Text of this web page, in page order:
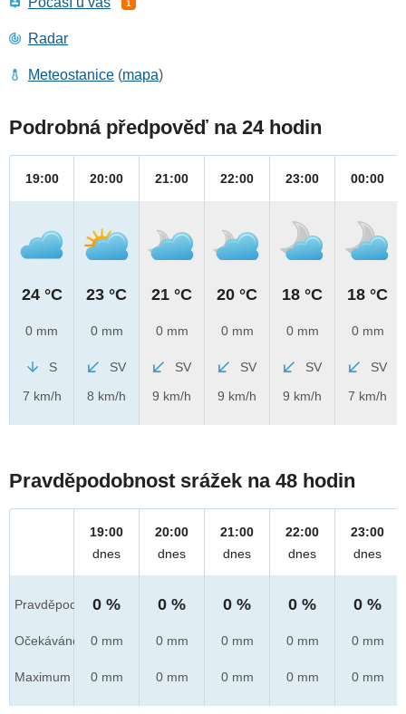
1
Radar
Meteostanice (mapa)
Podrobná předpověď na 24 hodin
19:00
24 °C
0 mm
S
7 km/h
20:00
23 °C
0 mm
SV
8 km/h
21:00
21 °C
0 mm
SV
9 km/h
22:00
20 °C
0 mm
SV
9 km/h
23:00
18 °C
0 mm
SV
9 km/h
00:00
18 °C
0 mm
SV
7 km/h
Pravděpodobnost srážek na 48 hodin
Pravděpod.
Očekáváno
Maximum
19:00
dnes
0 %
0 mm
0 mm
20:00
dnes
0 %
0 mm
0 mm
21:00
dnes
0 %
0 mm
0 mm
22:00
dnes
0 %
0 mm
0 mm
23:00
dnes
0 %
0 mm
0 mm